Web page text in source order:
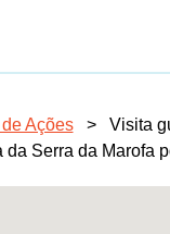
Ações >
Visita
da Serra da Marofa